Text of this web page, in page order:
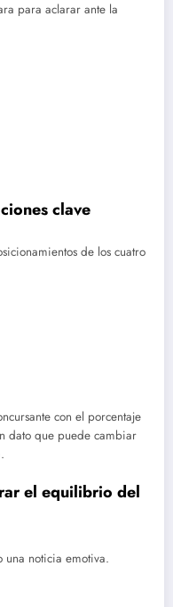
para aclarar ante la
clave
de los cuatro
con el porcentaje
dato que puede cambiar
el equilibrio del
una noticia emotiva.